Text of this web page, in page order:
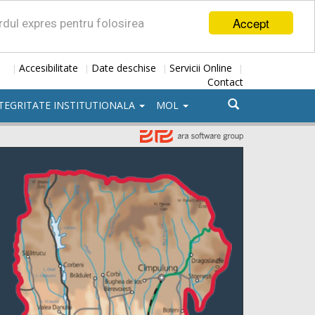
Accept
expres pentru folosirea
| Accesibilitate | Date deschise | Servicii Online |
Contact
INSTITUTIONALA MOL